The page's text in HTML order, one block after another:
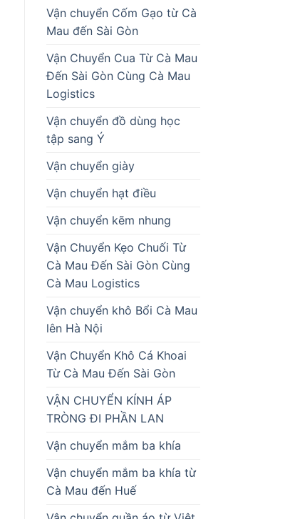
Vận chuyển Cốm Gạo từ Cà
Mau đến Sài Gòn
Vận Chuyển Cua Từ Cà Mau
Đến Sài Gòn Cùng Cà Mau
Logistics
Vận chuyển đồ dùng học
tập sang Ý
Vận chuyển giày
Vận chuyển hạt điều
Vận chuyển kẽm nhung
Vận Chuyển Kẹo Chuối Từ
Cà Mau Đến Sài Gòn Cùng
Cà Mau Logistics
Vận chuyển khô Bổi Cà Mau
lên Hà Nội
Vận Chuyển Khô Cá Khoai
Từ Cà Mau Đến Sài Gòn
VẬN CHUYỂN KÍNH ÁP
TRÒNG ĐI PHẦN LAN
Vận chuyển mắm ba khía
Vận chuyển mắm ba khía từ
Cà Mau đến Huế